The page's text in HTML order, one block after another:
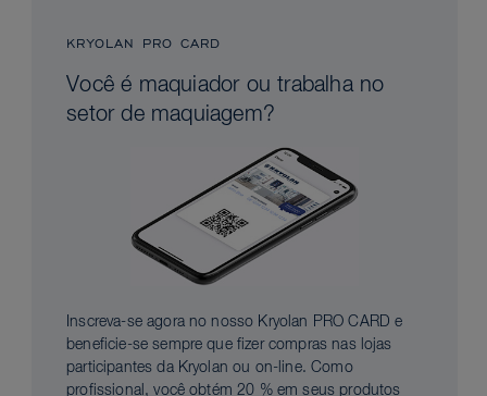
KRYOLAN PRO CARD
Você é maquiador ou trabalha no
setor de maquiagem?
Inscreva-se agora no nosso Kryolan PRO CARD e
beneficie-se sempre que fizer compras nas lojas
participantes da Kryolan ou on-line. Como
profissional, você obtém 20 % em seus produtos